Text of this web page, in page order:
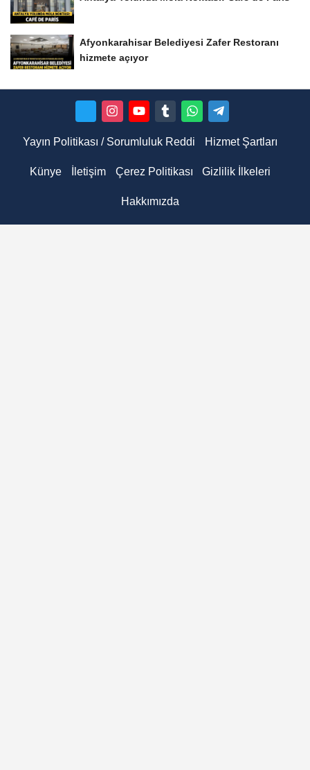
Afyonkarahisar Belediyesi Zafer Restoranı
hizmete açıyor
Yayın Politikası / Sorumluluk Reddi Hizmet Şartları
Künye İletişim Çerez Politikası Gizlilik İlkeleri
Hakkımızda